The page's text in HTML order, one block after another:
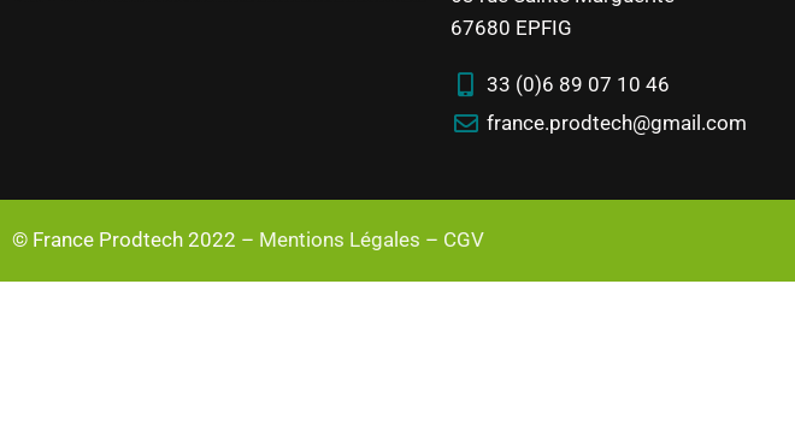
67680 EPFIG
33 (0)6 89 07 10 46
france.prodtech@gmail.com
© France Prodtech 2022 – Mentions Légales – CGV